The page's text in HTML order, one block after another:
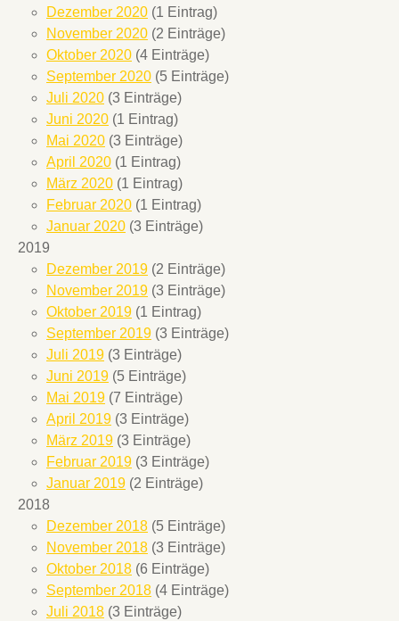
Dezember 2020 (1 Eintrag)
November 2020 (2 Einträge)
Oktober 2020 (4 Einträge)
September 2020 (5 Einträge)
Juli 2020 (3 Einträge)
Juni 2020 (1 Eintrag)
Mai 2020 (3 Einträge)
April 2020 (1 Eintrag)
März 2020 (1 Eintrag)
Februar 2020 (1 Eintrag)
Januar 2020 (3 Einträge)
2019
Dezember 2019 (2 Einträge)
November 2019 (3 Einträge)
Oktober 2019 (1 Eintrag)
September 2019 (3 Einträge)
Juli 2019 (3 Einträge)
Juni 2019 (5 Einträge)
Mai 2019 (7 Einträge)
April 2019 (3 Einträge)
März 2019 (3 Einträge)
Februar 2019 (3 Einträge)
Januar 2019 (2 Einträge)
2018
Dezember 2018 (5 Einträge)
November 2018 (3 Einträge)
Oktober 2018 (6 Einträge)
September 2018 (4 Einträge)
Juli 2018 (3 Einträge)